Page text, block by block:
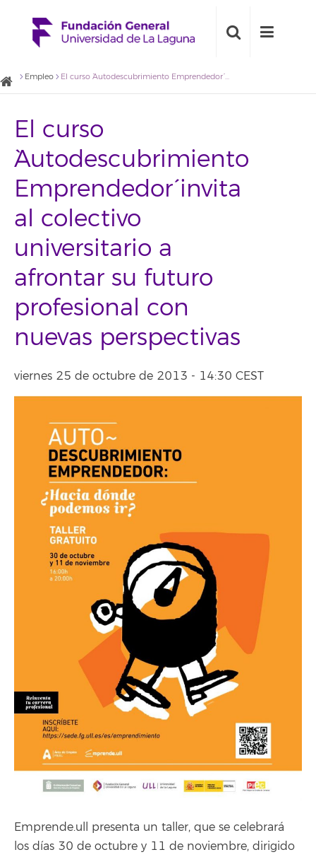
Empleo El curso `Autodescubrimiento Emprendedor´ invita al colectivo universitario a afrontar su futuro profesional con nuevas perspectivas
El curso
`Autodescubrimiento
Emprendedor´ invita
al colectivo
universitario a
afrontar su futuro
profesional con
nuevas perspectivas
viernes 25 de octubre de 2013 - 14:30 CEST
Emprende.ull presenta un taller, que se celebrará
los días 30 de octubre y 11 de noviembre, dirigido